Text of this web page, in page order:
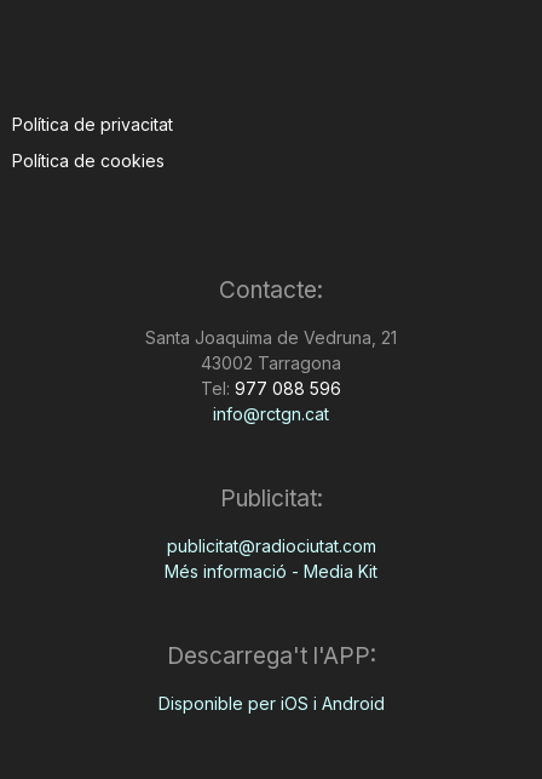
g
Política de privacitat
Política de cookies
Contacte:
Santa Joaquima de Vedruna, 21
43002 Tarragona
Tel: 977 088 596
info@rctgn.cat
Publicitat:
publicitat@radiociutat.com
Més informació - Media Kit
Descarrega't l'APP:
Disponible per iOS i Android